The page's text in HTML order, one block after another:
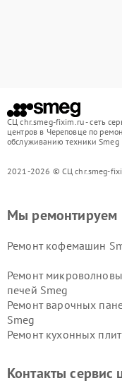
СЦ chr.smeg-fixim.ru - сеть
центров в Череповце по
обслуживанию техники Smeg
2021-2026 © СЦ chr.smeg-
Мы ремонтируем
Ремонт кофемашин
Ремонт
печей Smeg
Ремонт варочных
Smeg
Ремонт кухонных
Контакты сервис